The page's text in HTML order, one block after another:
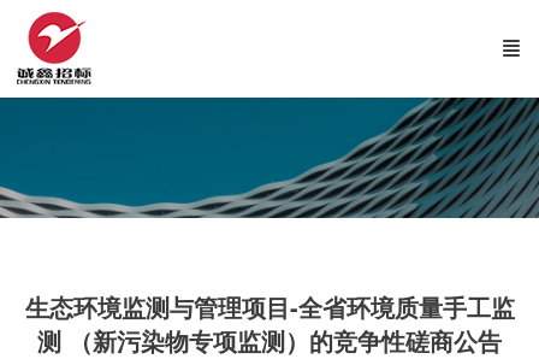
生态环境监测与管理项目-全省环境质量手工监
测 （新污染物专项监测）的竞争性磋商公告